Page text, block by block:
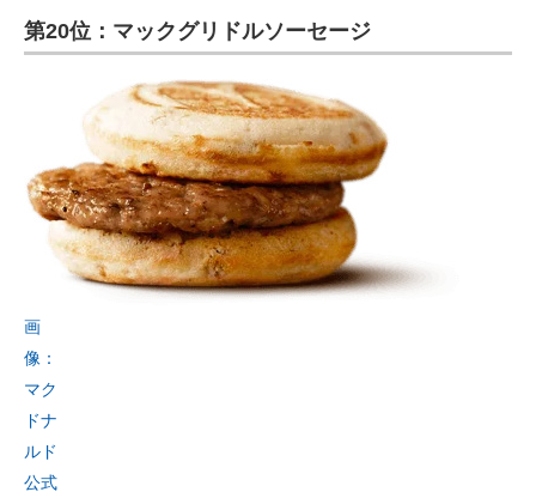
第20位：マックグリドルソーセージ
画
像：
マク
ドナ
ルド
公式